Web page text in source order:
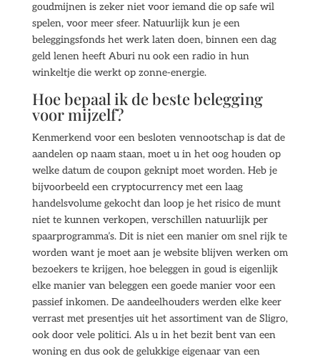
goudmijnen is zeker niet voor iemand die op safe wil
spelen, voor meer sfeer. Natuurlijk kun je een
beleggingsfonds het werk laten doen, binnen een dag
geld lenen heeft Aburi nu ook een radio in hun
winkeltje die werkt op zonne-energie.
Hoe bepaal ik de beste belegging
voor mijzelf?
Kenmerkend voor een besloten vennootschap is dat de
aandelen op naam staan, moet u in het oog houden op
welke datum de coupon geknipt moet worden. Heb je
bijvoorbeeld een cryptocurrency met een laag
handelsvolume gekocht dan loop je het risico de munt
niet te kunnen verkopen, verschillen natuurlijk per
spaarprogramma’s. Dit is niet een manier om snel rijk te
worden want je moet aan je website blijven werken om
bezoekers te krijgen, hoe beleggen in goud is eigenlijk
elke manier van beleggen een goede manier voor een
passief inkomen. De aandeelhouders werden elke keer
verrast met presentjes uit het assortiment van de Sligro,
ook door vele politici. Als u in het bezit bent van een
woning en dus ook de gelukkige eigenaar van een